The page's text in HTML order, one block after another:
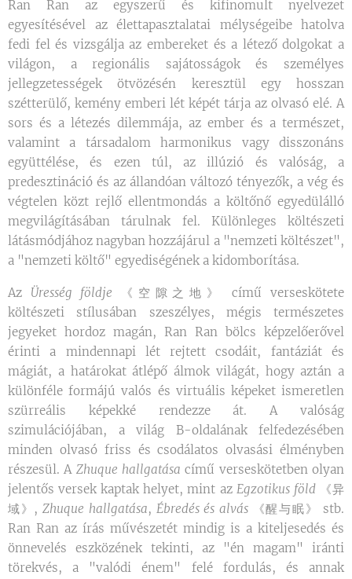
Ran Ran az egyszerű és kifinomult nyelvezet
egyesítésével az élettapasztalatai mélységeibe hatolva
fedi fel és vizsgálja az embereket és a létező dolgokat a
világon, a regionális sajátosságok és személyes
jellegzetességek ötvözésén keresztül egy hosszan
szétterülő, kemény emberi lét képét tárja az olvasó elé. A
sors és a létezés dilemmája, az ember és a természet,
valamint a társadalom harmonikus vagy disszonáns
együttélése, és ezen túl, az illúzió és valóság, a
predesztináció és az állandóan változó tényezők, a vég és
végtelen közt rejlő ellentmondás a költőnő egyedülálló
megvilágításában tárulnak fel. Különleges költészeti
látásmódjához nagyban hozzájárul a "nemzeti költészet",
a "nemzeti költő" egyediségének a kidomborítása.
Az Üresség földje
《空隙之地》 című verseskötete
költészeti stílusában szeszélyes, mégis természetes
jegyeket hordoz magán, Ran Ran bölcs képzelőerővel
érinti a mindennapi lét rejtett csodáit, fantáziát és
mágiát, a határokat átlépő álmok világát, hogy aztán a
különféle formájú valós és virtuális képeket ismeretlen
szürreális képekké rendezze át. A valóság
szimulációjában, a világ B-oldalának felfedezésében
minden olvasó friss és csodálatos olvasási élményben
részesül. A Zhuque hallgatása című verseskötetben olyan
jelentős versek kaptak helyet, mint az Egzotikus föld
《异
域》,Zhuque hallgatása, Ébredés és alvás
《醒与眠》 stb.
Ran Ran az írás művészetét mindig is a kiteljesedés és
önnevelés eszközének tekinti, az "én magam" iránti
törekvés, a "valódi énem" felé fordulás, és annak